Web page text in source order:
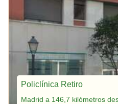
Policlínica Retiro
Madrid a 146,7 kilómetros